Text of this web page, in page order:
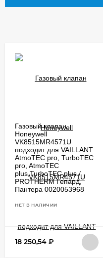
Газовый клапан
Honeywell
VK8515MR4571U
подходит для VAILLANT
AtmoTEC pro, TurboTEC
pro, AtmoTEC
plus,TurboTEC plus /
PROTHERM Гепард,
Пантера 0020053968
НЕТ В НАЛИЧИИ
18 250,54 ₽